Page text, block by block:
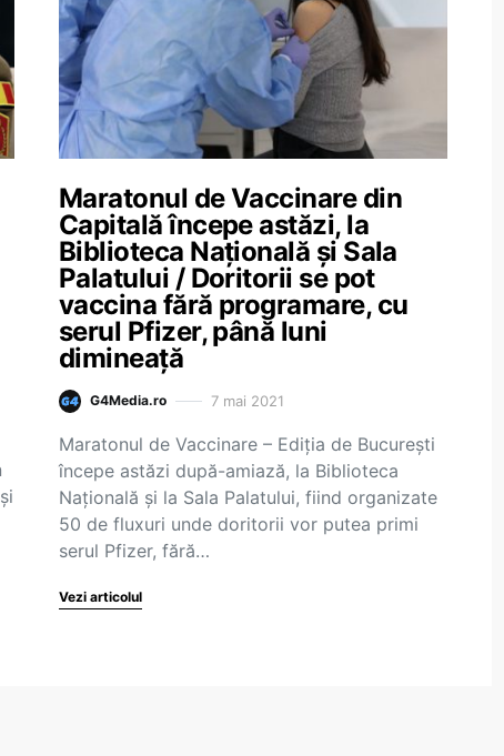
Maratonul de Vaccinare din
Capitală începe astăzi, la
Biblioteca Naţională şi Sala
Palatului / Doritorii se pot
vaccina fără programare, cu
serul Pfizer, până luni
dimineață
G4Media.ro 7 mai 2021
Maratonul de Vaccinare – Ediţia de Bucureşti
începe astăzi după-amiază, la Biblioteca
Naţională şi la Sala Palatului, fiind organizate
50 de fluxuri unde doritorii vor putea primi
serul Pfizer, fără…
Vezi articolul